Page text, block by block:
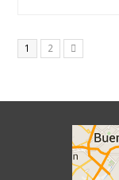
Page
1 Page
2